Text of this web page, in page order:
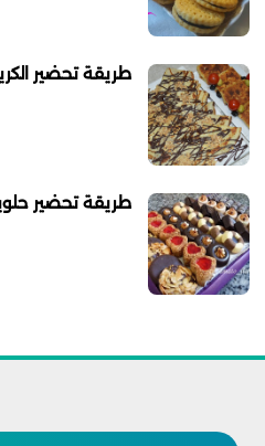
طريقة تحضير
طريقة تحضير